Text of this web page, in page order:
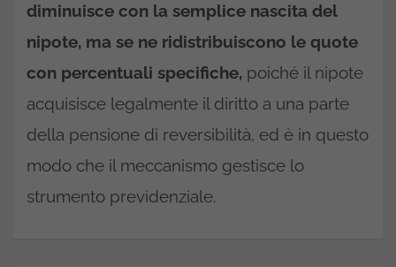
diminuisce con la semplice nascita del
nipote, ma se ne ridistribuiscono le quote
con percentuali specifiche, poiché il nipote
acquisisce legalmente il diritto a una parte
della pensione di reversibilità, ed è in questo
modo che il meccanismo gestisce lo
strumento previdenziale.